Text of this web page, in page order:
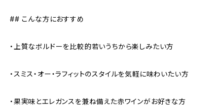
## こんな方におすすめ
・上質なボルドーを比較的若いうちから楽しみたい方
・スミス・オー・ラフィットのスタイルを気軽に味わいたい方
・果実味とエレガンスを兼ね備えた赤ワインがお好きな方